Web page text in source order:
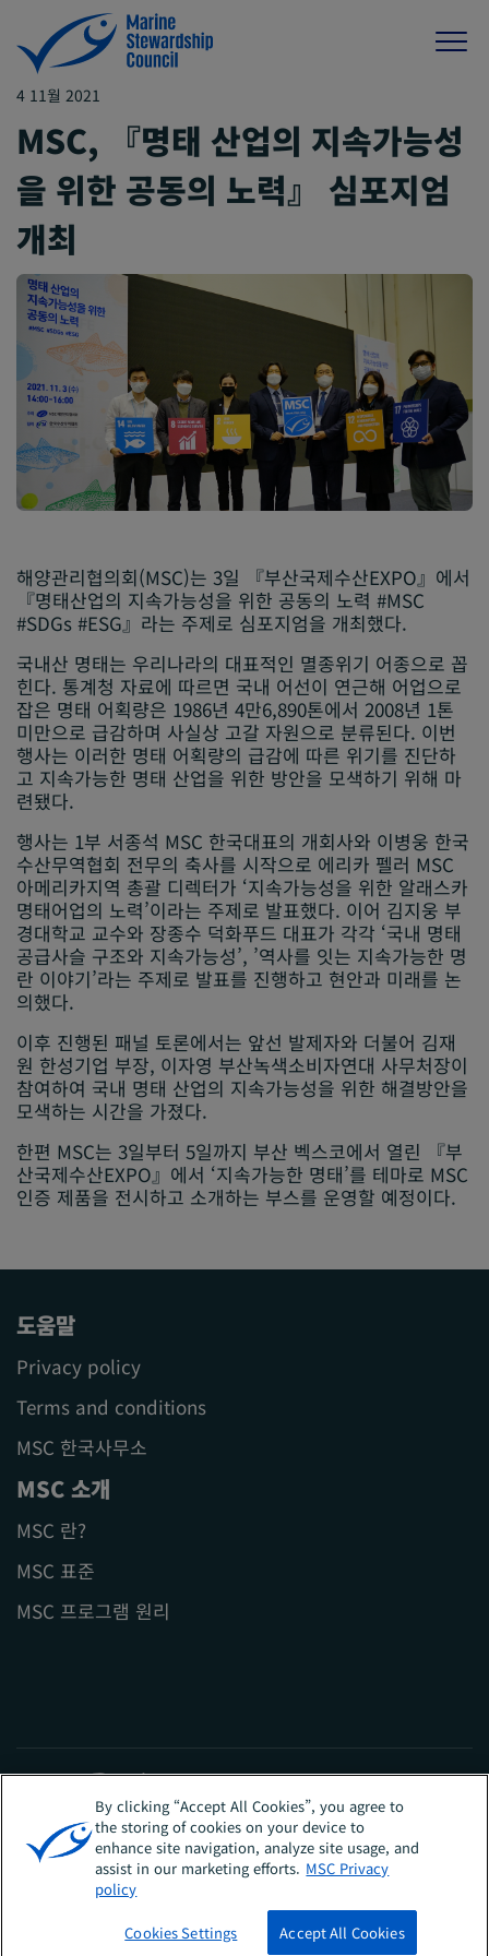
4 11월 2021
MSC, 『명태 산업의 지속가능성
을 위한 공동의 노력』 심포지엄
개최
해양관리협의회(MSC)는 3일 『부산국제수산EXPO』에서
『명태산업의 지속가능성을 위한 공동의 노력 #MSC
#SDGs #ESG』라는 주제로 심포지엄을 개최했다.
국내산 명태는 우리나라의 대표적인 멸종위기 어종으로 꼽
힌다. 통계청 자료에 따르면 국내 어선이 연근해 어업으로
잡은 명태 어획량은 1986년 4만6,890톤에서 2008년 1톤
미만으로 급감하며 사실상 고갈 자원으로 분류된다. 이번
행사는 이러한 명태 어획량의 급감에 따른 위기를 진단하
고 지속가능한 명태 산업을 위한 방안을 모색하기 위해 마
련됐다.
행사는 1부 서종석 MSC 한국대표의 개회사와 이병웅 한국
수산무역협회 전무의 축사를 시작으로 에리카 펠러 MSC
아메리카지역 총괄 디렉터가 ‘지속가능성을 위한 알래스카
명태어업의 노력’이라는 주제로 발표했다. 이어 김지웅 부
경대학교 교수와 장종수 덕화푸드 대표가 각각 ‘국내 명태
공급사슬 구조와 지속가능성’, ’역사를 잇는 지속가능한 명
란 이야기’라는 주제로 발표를 진행하고 현안과 미래를 논
의했다.
이후 진행된 패널 토론에서는 앞선 발제자와 더불어 김재
원 한성기업 부장, 이자영 부산녹색소비자연대 사무처장이
참여하여 국내 명태 산업의 지속가능성을 위한 해결방안을
모색하는 시간을 가졌다.
한편 MSC는 3일부터 5일까지 부산 벡스코에서 열린 『부
산국제수산EXPO』에서 ‘지속가능한 명태’를 테마로 MSC
인증 제품을 전시하고 소개하는 부스를 운영할 예정이다.
도움말
Privacy policy
Terms and conditions
MSC 한국사무소
MSC 소개
MSC 란?
MSC 표준
MSC 프로그램 원리
Sites
대한민국
By clicking “Accept All Cookies”, you agree to
the storing of cookies on your device to
enhance site navigation, analyze site usage, and
assist in our marketing efforts. MSC Privacy
policy
Cookies Settings Accept All Cookies